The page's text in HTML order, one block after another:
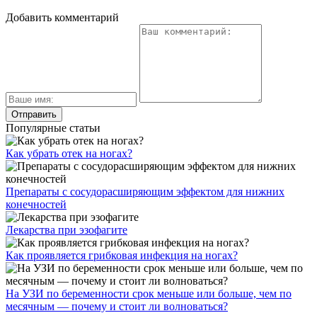
Добавить комментарий
Популярные статьи
Как убрать отек на ногах?
Препараты с сосудорасширяющим эффектом для нижних
конечностей
Лекарства при эзофагите
Как проявляется грибковая инфекция на ногах?
На УЗИ по беременности срок меньше или больше, чем по
месячным — почему и стоит ли волноваться?